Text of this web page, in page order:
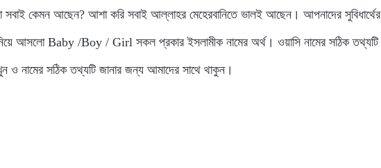
কেমন আছেন? আশা করি সবাই আল্লাহর মেহেরবানিতে ভালই আছেন। আপনাদের সুবিধার্থের
আসলো Baby /Boy / Girl সকল প্রকার ইসলামীক নামের অর্থ। ওয়াসি নামের সঠিক তথ্যটি
ও নামের সঠিক তথ্যটি জানার জন্য আমাদের সাথে থাকুন।